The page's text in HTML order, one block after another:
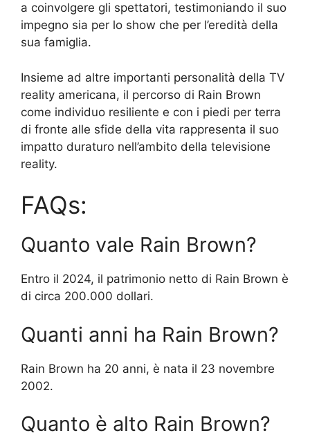
a coinvolgere gli spettatori, testimoniando il suo
impegno sia per lo show che per l’eredità della
sua famiglia.
Insieme ad altre importanti personalità della TV
reality americana, il percorso di Rain Brown
come individuo resiliente e con i piedi per terra
di fronte alle sfide della vita rappresenta il suo
impatto duraturo nell’ambito della televisione
reality.
FAQs:
Quanto vale Rain Brown?
Entro il 2024, il patrimonio netto di Rain Brown è
di circa 200.000 dollari.
Quanti anni ha Rain Brown?
Rain Brown ha 20 anni, è nata il 23 novembre
2002.
Quanto è alto Rain Brown?